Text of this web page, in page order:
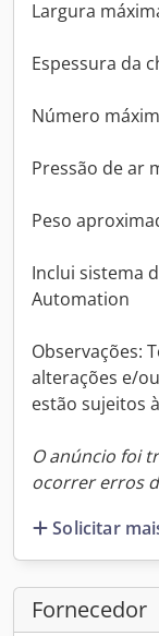
Largura
Espessura da
Número
Pressão de ar
Peso
Inclui sistema
Automation
Observações:
alterações e/
estão sujeitos
O anúncio foi
ocorrer erros
Solicitar
Fornecedor